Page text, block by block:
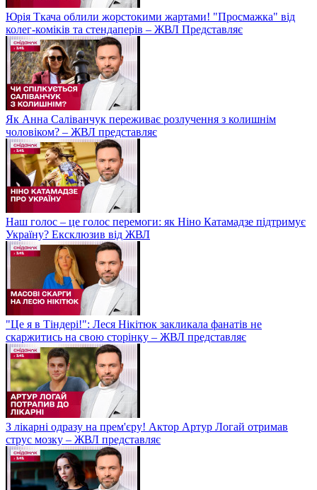
Юрія Ткача облили жорстокими жартами! "Просмажка" від
колег-коміків та стендаперів – ЖВЛ Представляє
Як Анна Саліванчук переживає розлучення з колишнім
чоловіком? – ЖВЛ представляє
Наш голос – це голос перемоги: як Ніно Катамадзе підтримує
Україну? Ексклюзив від ЖВЛ
"Це я в Тіндері!": Леся Нікітюк закликала фанатів не
скаржитись на свою сторінку – ЖВЛ представляє
З лікарні одразу на прем'єру! Актор Артур Логай отримав
струс мозку – ЖВЛ представляє